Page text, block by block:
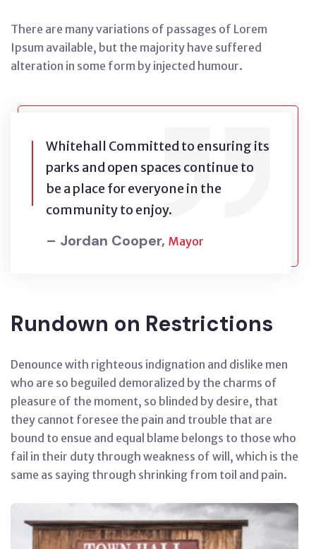
There are many variations of passages of Lorem
Ipsum available, but the majority have suffered
alteration in some form by injected humour.
Whitehall Committed to ensuring its
parks and open spaces continue to
be a place for everyone in the
community to enjoy.
– Jordan Cooper, Mayor
Rundown on Restrictions
Denounce with righteous indignation and dislike men
who are so beguiled demoralized by the charms of
pleasure of the moment, so blinded by desire, that
they cannot foresee the pain and trouble that are
bound to ensue and equal blame belongs to those who
fail in their duty through weakness of will, which is the
same as saying through shrinking from toil and pain.